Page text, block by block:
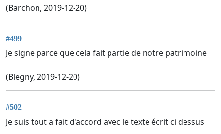
(Barchon, 2019-12-20)
#499
Je signe parce que cela fait partie de notre patrimoine
(Blegny, 2019-12-20)
#502
Je suis tout a fait d'accord avec le texte écrit ci dessus